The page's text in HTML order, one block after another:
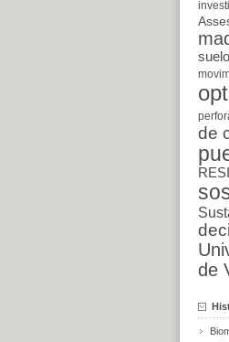
de
de